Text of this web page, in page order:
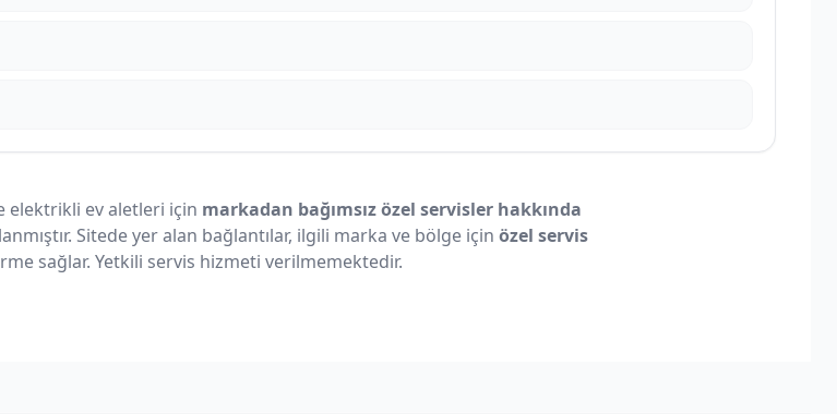
elektrikli ev aletleri için markadan bağımsız özel servisler hakkında
Sitede yer alan bağlantılar, ilgili marka ve bölge için özel servis
sağlar. Yetkili servis hizmeti verilmemektedir.